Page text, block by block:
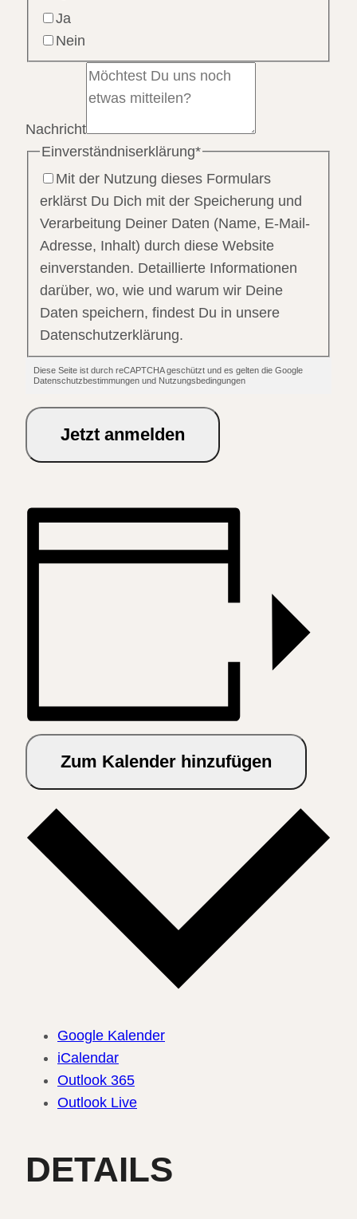
Ja
Nein
Nachricht
Einverständniserklärung*
Mit der Nutzung dieses Formulars
erklärst Du Dich mit der Speicherung und
Verarbeitung Deiner Daten (Name, E-Mail-
Adresse, Inhalt) durch diese Website
einverstanden. Detaillierte Informationen
darüber, wo, wie und warum wir Deine
Daten speichern, findest Du in unsere
Datenschutzerklärung.
Diese Seite ist durch reCAPTCHA geschützt und es gelten die Google
Datenschutzbestimmungen und Nutzungsbedingungen
Jetzt anmelden
Zum Kalender hinzufügen
Google Kalender
iCalendar
Outlook 365
Outlook Live
DETAILS